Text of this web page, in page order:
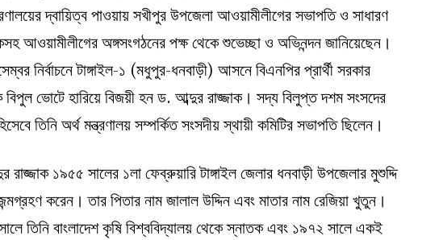
দ্বায়িত্ব পাওয়ায় সখীপুর উপজেলা আওয়ামীলীগের সভাপতি ও সাধারণ
আওয়ামীলীগের অঙ্গসংগঠনের পক্ষ থেকে শুভেচ্ছা ও অভিনন্দন জানিয়েছেন।
নির্বাচনে টাঙ্গাইল-১ (মধুপুর-ধনবাড়ী) আসনে বিএনপির প্রার্থী সরকার
বিপুল ভোটে হারিয়ে বিজয়ী হন ড. আব্দুর রাজ্জাক। সদ্য বিলুপ্ত দশম সংসদের
তিনি অর্থ মন্ত্রণালয় সম্পর্কিত সংসদীয় স্থায়ী কমিটির সভাপতি ছিলেন।
রাজ্জাক ১৯৫৫ সালের ১লা ফেব্রুয়ারি টাঙ্গাইল জেলার ধনবাড়ী উপজেলার মুশুদ্দি
করেন। তার পিতার নাম জালাল উদ্দিন এবং মাতার নাম রেজিয়া খুতুন।
তিনি বাংলাদেশ কৃষি বিশ্ববিদ্যালয় থেকে স্নাতক এবং ১৯৭২ সালে একই